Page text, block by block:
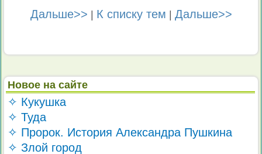
Дальше>> К списку тем Дальше>>
Новое на сайте
✧ Кукушка
✧ Туда
✧ Пророк. История Александра Пушкина
✧ Злой город